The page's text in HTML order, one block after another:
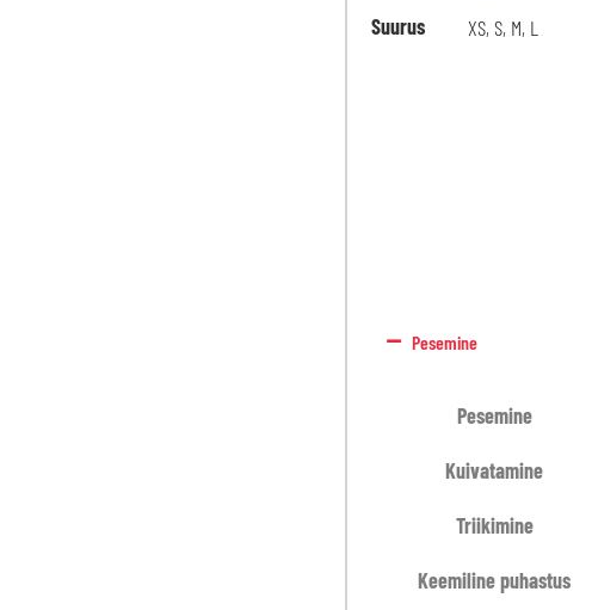
Suurus
XS,S, M, L
Pesemine
Pesemine
Kuivatamine
Triikimine
Keemiline puhastus